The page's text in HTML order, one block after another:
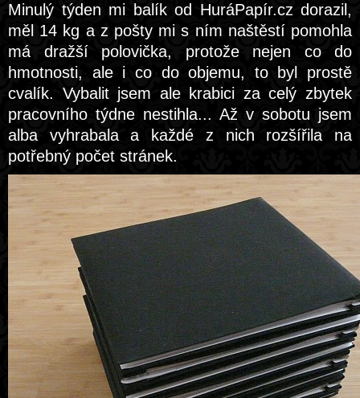
Minulý týden mi balík od HuráPapír.cz dorazil,
měl 14 kg a z pošty mi s ním naštěstí pomohla
má dražší polovička, protože nejen co do
hmotnosti, ale i co do objemu, to byl prostě
cvalík. Vybalit jsem ale krabici za celý zbytek
pracovního týdne nestihla... Až v sobotu jsem
alba vyhrabala a každé z nich rozšířila na
potřebný počet stránek.